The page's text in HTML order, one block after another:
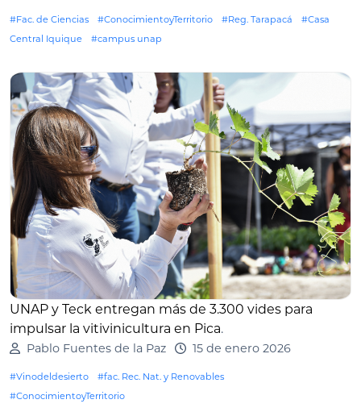
#Fac. de Ciencias #ConocimientoyTerritorio #Reg. Tarapacá
#Casa
Central Iquique
#campus unap
UNAP y Teck entregan más de 3.300 vides para
impulsar la vitivinicultura en Pica.
Pablo Fuentes de la Paz 15 de enero 2026
#Vinodeldesierto
#fac. Rec. Nat. y Renovables
#ConocimientoyTerritorio